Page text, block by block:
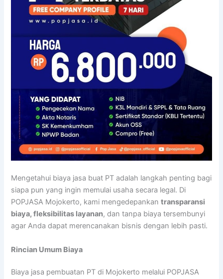
Mengetahui biaya jasa buat PT adalah langkah penting bagi
siapa pun yang ingin memulai usaha secara legal. Di
POPJASA Mojokerto, kami mengedepankantransparansi
biaya, fleksibilitas layanan, dan tanpa biaya tersembunyi
agar Anda dapat merencanakan bisnis dengan lebih pasti.
Rincian Umum Biaya
Biaya jasa pembuatan PT di Mojokerto melalui POPJASA